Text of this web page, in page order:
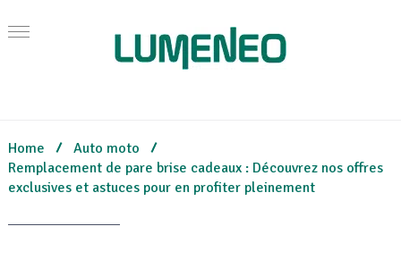
Home
Auto moto
Remplacement de pare brise cadeaux : Découvrez nos offres
exclusives et astuces pour en profiter pleinement